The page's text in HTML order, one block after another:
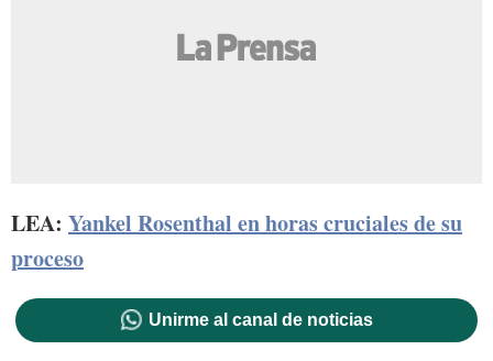
LEA: Yankel Rosenthal en horas cruciales de su
proceso
Unirme al canal de noticias